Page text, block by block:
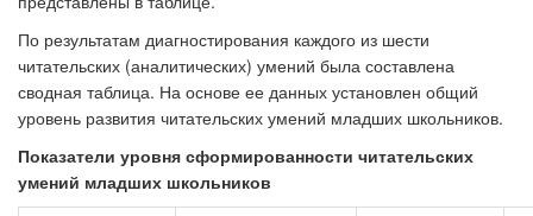
По результатам диагностирования каждого из шести
читательских (аналитических) умений была составлена
сводная таблица. На основе ее данных установлен общий
уровень развития читательских умений младших школьников.
Показатели уровня сформированности читательских
умений младших школьников